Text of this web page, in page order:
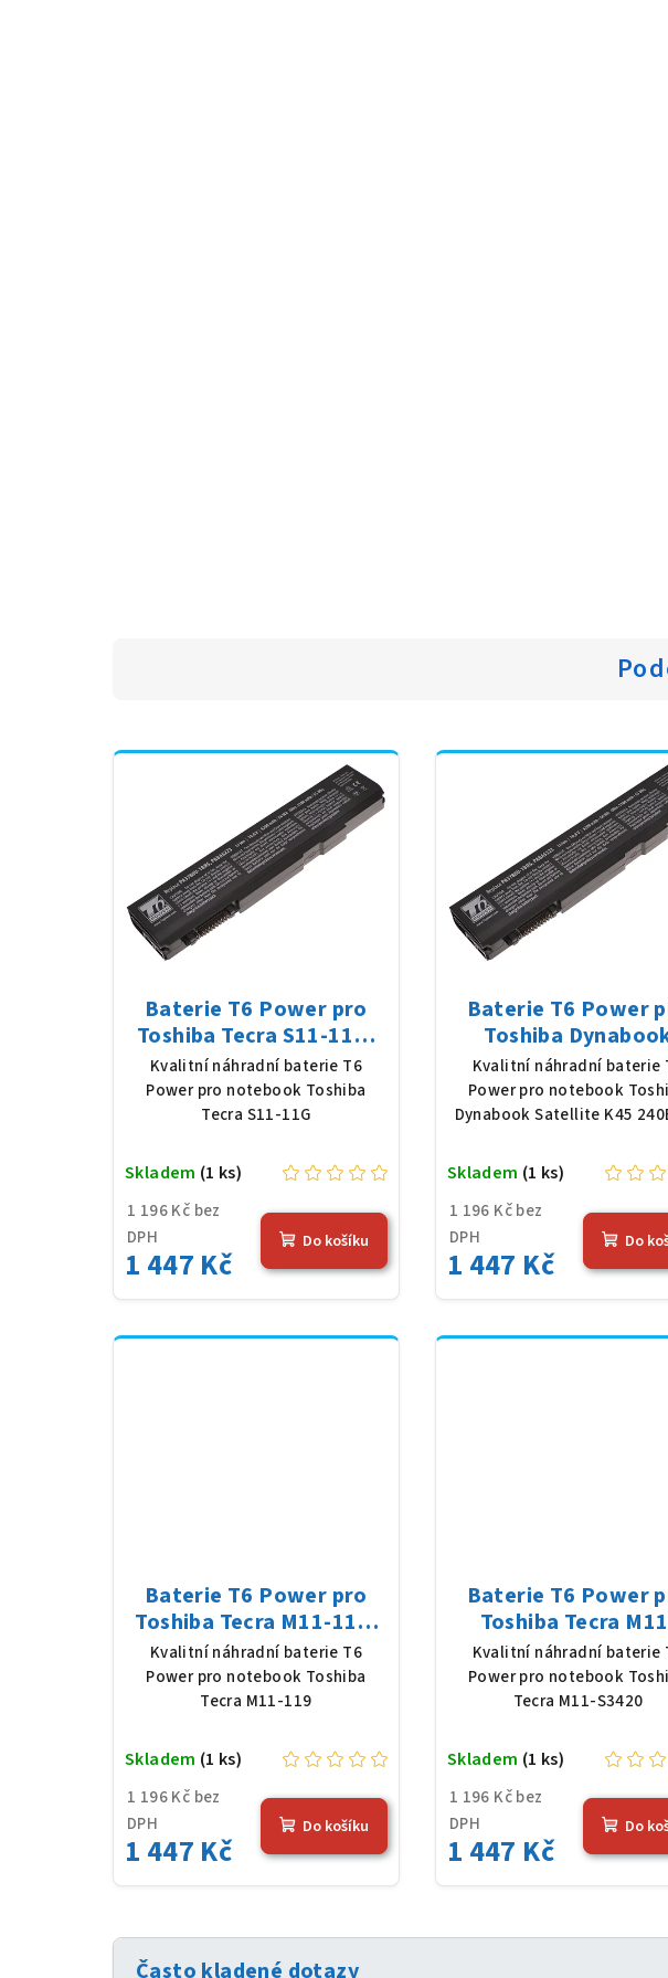
Baterie T6 Power pro
Toshiba Tecra S11-11G,
Li-Ion, 10,8 V, 5200 mAh
(56 Wh), černá
Kvalitní náhradní baterie T6
Power pro notebook Toshiba
Tecra S11-11G
1 196 Kč bez
DPH
1 447 Kč
Skladem (1 ks)
Do košíku
Baterie T6 Power
Toshiba
Satellite K45 240E/
Li-Ion, 10,8 V, 5200
(56 Wh), černá
Kvalitní náhradní baterie
Power pro notebook
Dynabook Satellite K45
1 196 Kč bez
DPH
1 447 Kč
Skladem (1 ks)
Do
Baterie T6 Power pro
Toshiba Tecra M11-119,
Li-Ion, 10,8 V, 5200 mAh
(56 Wh), černá
Kvalitní náhradní baterie T6
Power pro notebook Toshiba
Tecra M11-119
1 196 Kč bez
DPH
1 447 Kč
Skladem (1 ks)
Do košíku
Baterie T6 Power
Toshiba Tecra
S3420, Li-Ion, 10,8
5200 mAh (56 Wh),
Kvalitní náhradní baterie
Power pro notebook
Tecra M11-S3420
1 196 Kč bez
DPH
1 447 Kč
Skladem (1 ks)
Do
Často kladené dotazy